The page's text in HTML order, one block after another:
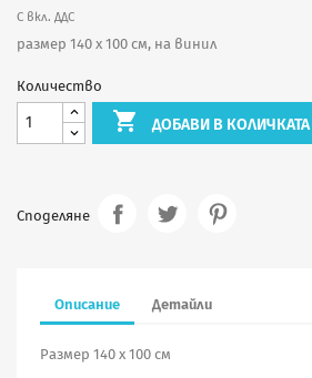
С вкл. ДДС
размер 140 х 100 см, на винил
Количество
 ДОБАВИ В КОЛИЧКАТА
Споделяне
Описание Детайли
Размер 140 х 100 см